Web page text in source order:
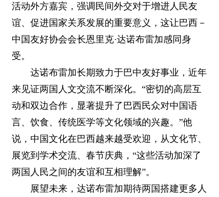
活动外方嘉宾，强调民间外交对于增进人民友
谊、促进国家关系发展的重要意义，这让巴西－
中国友好协会会长恩里克·达诺布雷加感同身
受。
达诺布雷加长期致力于巴中友好事业，近年
来见证两国人文交流不断深化。“密切的高层互
动和双边合作，显著提升了巴西民众对中国语
言、饮食、传统医学等文化领域的兴趣。”他
说，中国文化在巴西越来越受欢迎，从文化节、
展览到学术交流、春节庆典，“这些活动加深了
两国人民之间的友谊和互相理解”。
展望未来，达诺布雷加期待两国搭建更多人